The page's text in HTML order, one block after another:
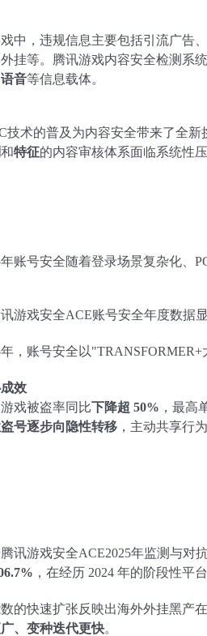
中，违规信息主要包括引流广告
挂等。腾讯游戏内容安全检测系
音等信息载体。
技术的普及为内容安全带来了全
和特征的内容审核体系面临系统性压
年账号安全随着登录场景复杂化、
游戏安全ACE账号安全年度数据
年，账号安全以
效
戏被盗率同比下降超 50% ，最高
号逐步向隐性转移 ，主动共享行
讯游戏安全ACE2025年监测与对
，在经历 2024 年的阶段性平
的快速扩张反映出海外外挂黑产
、变种迭代更快。